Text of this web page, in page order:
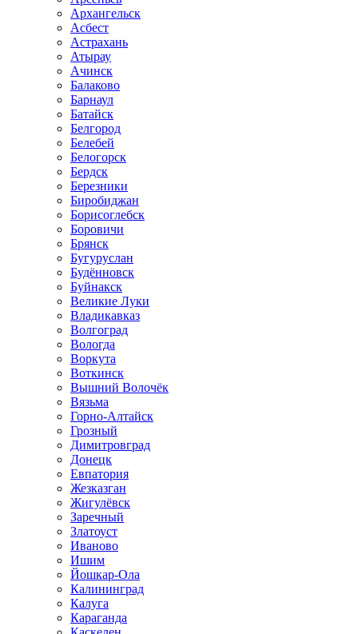
Архангельск
Асбест
Астрахань
Атырау
Ачинск
Балаково
Барнаул
Батайск
Белгород
Белебей
Белогорск
Бердск
Березники
Биробиджан
Борисоглебск
Боровичи
Брянск
Бугуруслан
Будённовск
Буйнакск
Великие Луки
Владикавказ
Волгоград
Вологда
Воркута
Воткинск
Вышний Волочёк
Вязьма
Горно-Алтайск
Грозный
Димитровград
Донецк
Евпатория
Жезказган
Жигулёвск
Заречный
Златоуст
Иваново
Ишим
Йошкар-Ола
Калининград
Калуга
Караганда